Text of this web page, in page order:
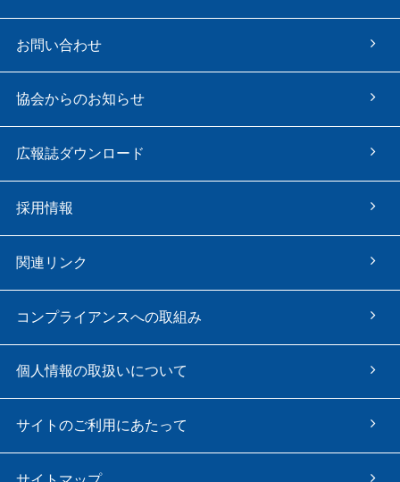
お問い合わせ
協会からのお知らせ
広報誌ダウンロード
採用情報
関連リンク
コンプライアンスへの取組み
個人情報の取扱いについて
サイトのご利用にあたって